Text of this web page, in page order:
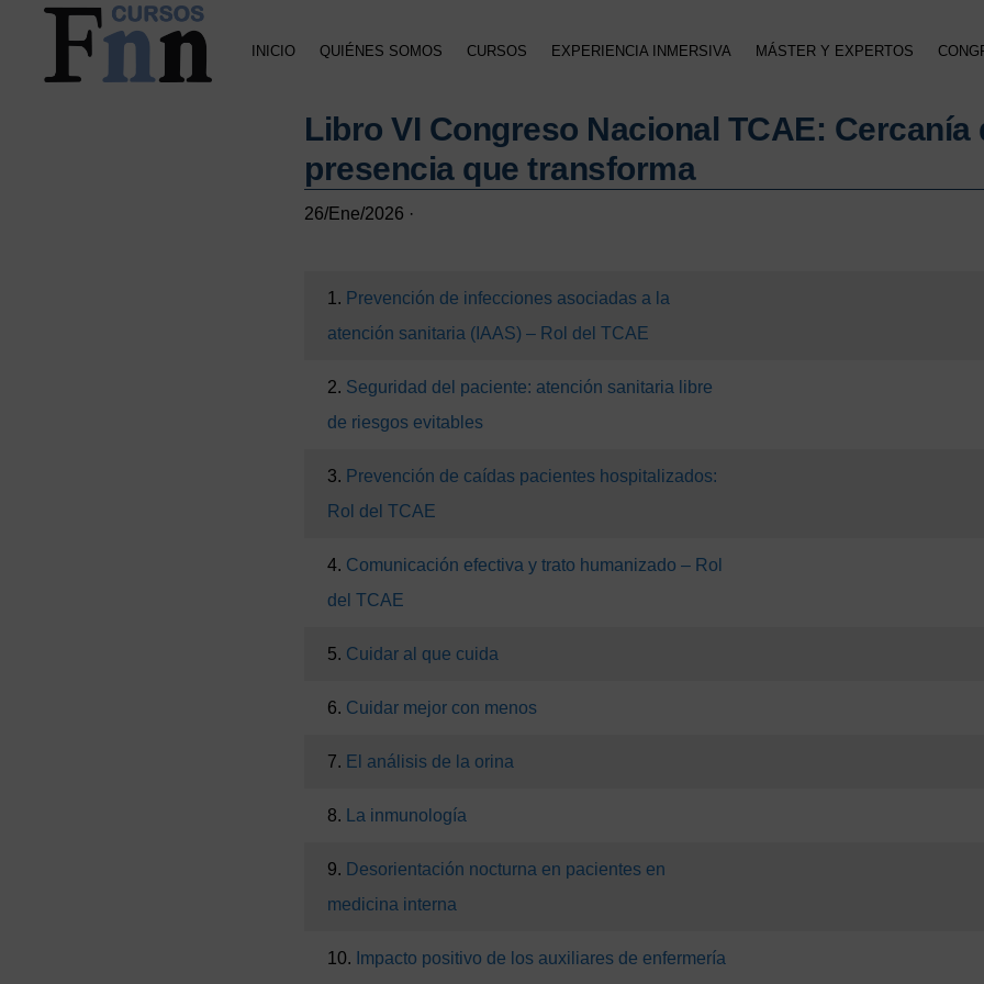
Saltar
Saltar
Saltar
INICIO QUIÉNES SOMOS CURSOS EXPERIENCIA INMERSIVA MÁSTER Y EXPERTOS
Libro VI Congreso Nacional TCAE: Cercanía
presencia que transforma
26/Ene/2026 ·
1. Prevención de infecciones asociadas a la
atención sanitaria (IAAS) – Rol del TCAE
2. Seguridad del paciente: atención sanitaria libre
de riesgos evitables
3. Prevención de caídas pacientes hospitalizados:
Rol del TCAE
4. Comunicación efectiva y trato humanizado – Rol
del TCAE
5. Cuidar al que cuida
6. Cuidar mejor con menos
7. El análisis de la orina
8. La inmunología
9. Desorientación nocturna en pacientes en
medicina interna
10. Impacto positivo de los auxiliares de enfermería